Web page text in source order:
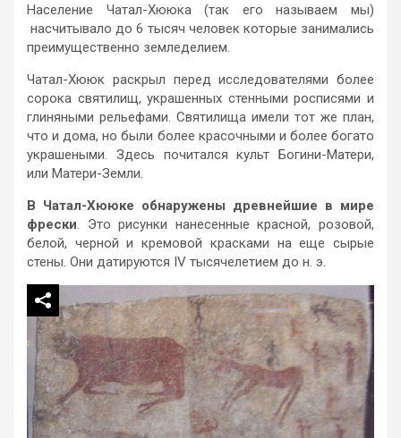
Население Чатал-Хююка (так его называем мы)
насчитывало до 6 тысяч человек которые занимались
преимущественно земледелием.
Чатал-Хююк раскрыл перед исследователями более
сорока святилищ, украшенных стенными росписями и
глиняными рельефами. Святилища имели тот же план,
что и дома, но были более красочными и более богато
украшеными. Здесь почитался культ Богини-Матери,
или Матери-Земли.
В Чатал-Хююке обнаружены древнейшие в мире
фрески. Это рисунки нанесенные красной, розовой,
белой, черной и кремовой красками на еще сырые
стены. Они датируются IV тысячелетием до н. э.